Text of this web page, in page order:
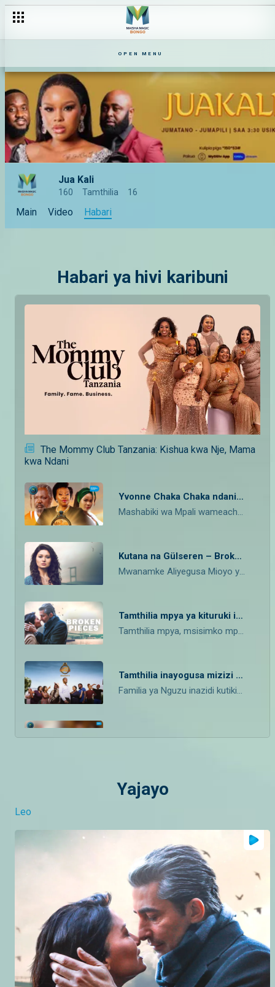
OPEN MENU
Jua Kali
160 Tamthilia 16
Main Video Habari
Habari ya hivi karibuni
Yvonne Chaka Chaka ndani ya Mpali
Mashabiki wa Mpali wameachwa midomo wazi baada ya Yvonne Chaka Chaka kujitokeza kwa suprise kwenye sherehe ya kuzaliwa ya Nguzu! Malkia wa Afrika huyo alipamba siku hiyo kwa burudani ya kipekee iliyoleta muziki, vicheko na hisia tele — tukio lililogeuka kuwa kumbukumbu ya kipekee kwa familia ya Nguzu na watazamaji wote.
Kutana na Gülseren – Broken Pieces
Mwanamke Aliyegusa Mioyo ya Wengi
Tamthilia mpya ya kituruki inayochukua nafasi ya My Name is Farah – Broken Pieces
Tamthilia mpya, msisimko mpya! Broken Pieces inachukua nafasi ya My Name is Farah kama tamthilia ya Kituruki ya kisasa inayogusa hisia. Ikiwa na siri nzito, mapenzi yaliyojaa maumivu, na familia zilizoingiliana kwa njia ya kushangaza, tamthilia hii mpya ndani ya Maisha Magic Bongo ni sijakukosa kutazamwa mwezi huu wa Julai.
Tamthilia inayogusa mizizi ya familia ya kiafrika – Mpali
Familia ya Nguzu inazidi kutikiswa! Katika msimu huu mpya wa Mpali, mapenzi, urithi na migogoro ya kifamilia vinagongana kwa kasi ya kusisimua. Ni hadithi ya kizazi kinachopambana na mizigo ya mila, siri za zamani na vita ya ndani isiyo na mshindi wa moja kwa moja. Hii ni tamthilia ya maisha halisi — yenye hisia kali na maamuzi magumu.
Kali mpya ndani ya maisha magic bongo
The Mommy Club Tanzania: Kishua kwa Nje, Mama
kwa Ndani
Yajayo
Leo